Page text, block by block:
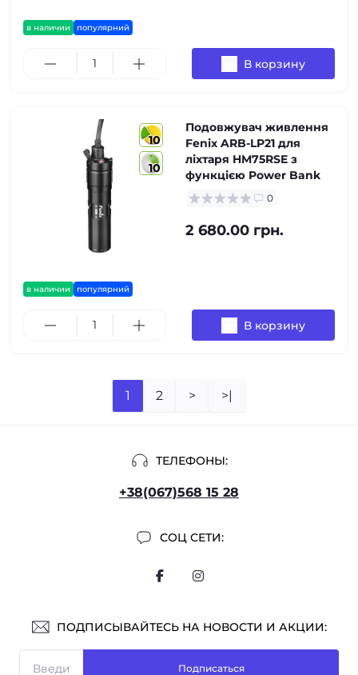
в наличии популярний
В корзину
10
10
в наличии популярний
Подовжувач живлення
Fenix ARB-LP21 для
ліхтаря HM75RSE з
функцією Power Bank
0
2 680.00 грн.
В корзину
1 2 > >|
ТЕЛЕФОНЫ:
+38(067)568 15 28
СОЦ СЕТИ:
ПОДПИСЫВАЙТЕСЬ НА НОВОСТИ И АКЦИИ:
Подписаться